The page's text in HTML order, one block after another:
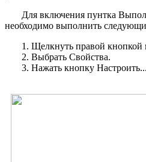
Для включения пунтка
необходимо выполнить
1. Щелкнуть правой кнопкой
2. Выбрать Свойства.
3. Нажать кнопку Настроить...